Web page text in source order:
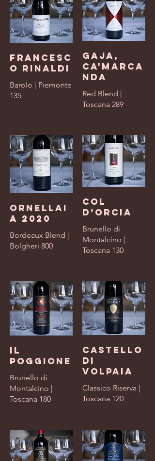
Francesc
o Rinaldi
Barolo | Piemonte
135
Gaja,
Ca'Marca
nda
Red Blend |
Toscana 289
Ornellai
a 2020
Bordeaux Blend |
Bolgheri 800
Col
D’orcia
Brunello di
Montalcino |
Toscana 130
Il
Poggione
Brunello di
Montalcino |
Toscana 180
Castello
di
Volpaia
Classico Riserva |
Toscana 120